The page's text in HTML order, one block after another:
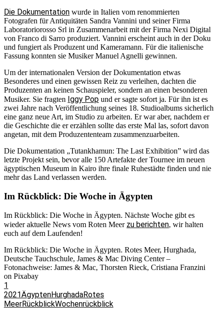
Die Dokumentation wurde in Italien vom renommierten
Fotografen für Antiquitäten Sandra Vannini und seiner Firma
Laboratoriorosso Srl in Zusammenarbeit mit der Firma Nexi Digital
von Franco di Sarro produziert. Vannini erscheint auch in der Doku
und fungiert als Produzent und Kameramann. Für die italienische
Fassung konnten sie Musiker Manuel Agnelli gewinnen.
Um der internationalen Version der Dokumentation etwas
Besonderes und einen gewissen Reiz zu verleihen, dachten die
Produzenten an keinen Schauspieler, sondern an einen besonderen
Musiker. Sie fragten Iggy Pop und er sagte sofort ja. Für ihn ist es
zwei Jahre nach Veröffentlichung seines 18. Studioalbums sicherlich
eine ganz neue Art, im Studio zu arbeiten. Er war aber, nachdem er
die Geschichte die er erzählen sollte das erste Mal las, sofort davon
angetan, mit dem Produzententeam zusammenzuarbeiten.
Die Dokumentation „Tutankhamun: The Last Exhibition” wird das
letzte Projekt sein, bevor alle 150 Artefakte der Tournee im neuen
ägyptischen Museum in Kairo ihre finale Ruhestädte finden und nie
mehr das Land verlassen werden.
Im Rückblick: Die Woche in Ägypten
Im Rückblick: Die Woche in Ägypten. Nächste Woche gibt es
wieder aktuelle News vom Roten Meer zu berichten, wir halten
euch auf dem Laufenden!
Im Rückblick: Die Woche in Ägypten. Rotes Meer, Hurghada,
Deutsche Tauchschule, James & Mac Diving Center –
Fotonachweise: James & Mac, Thorsten Rieck, Cristiana Franzini
on Pixabay
1
2021ÄgyptenHurghadaRotes
MeerRückblickWochenrückblick